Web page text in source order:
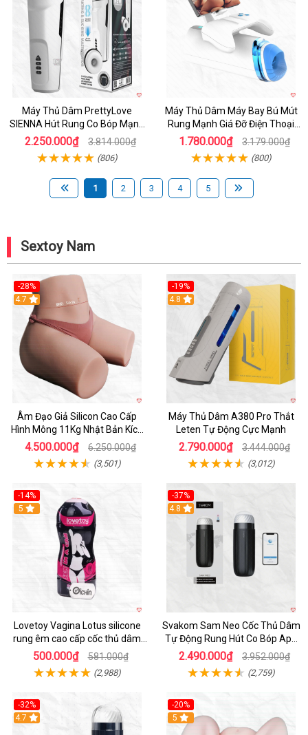
Máy Thủ Dâm PrettyLove
SIENNA Hút Rung Co Bóp Mạnh
Mẽ Nam
2.250.000₫ 3.814.000₫
(806)
Máy Thủ Dâm Máy Bay Bú Mút
Rung Mạnh Giá Đỡ Điện Thoại
Chính Hãng
1.780.000₫ 3.179.000₫
(800)
1 2 3 4 5
Sextoy Nam
-28%
4.7
Âm Đạo Giả Silicon Cao Cấp
Hình Mông 11Kg Nhật Bản Kích
Thước Như Thật
4.500.000₫ 6.250.000₫
(3,501)
-19%
Hot
4.8
Máy Thủ Dâm A380 Pro Thắt
Leten Tự Động Cực Mạnh
2.790.000₫ 3.444.000₫
(3,012)
-14%
Hot
5
Lovetoy Vagina Lotus silicone
rung êm cao cấp cốc thủ dâm
nam
500.000₫ 581.000₫
(2,988)
-37%
4.8
Svakom Sam Neo Cốc Thủ Dâm
Tự Động Rung Hút Co Bóp App
Điều Khiển
2.490.000₫ 3.952.000₫
(2,759)
-32%
Hot
4.7
-20%
Hot
5